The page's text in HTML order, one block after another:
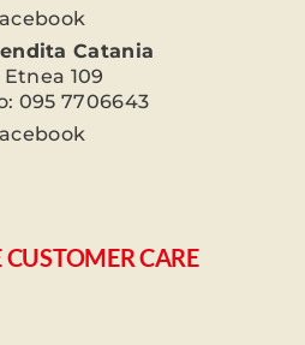
Catania
Etnea 109
095 7706643
CUSTOMER CARE